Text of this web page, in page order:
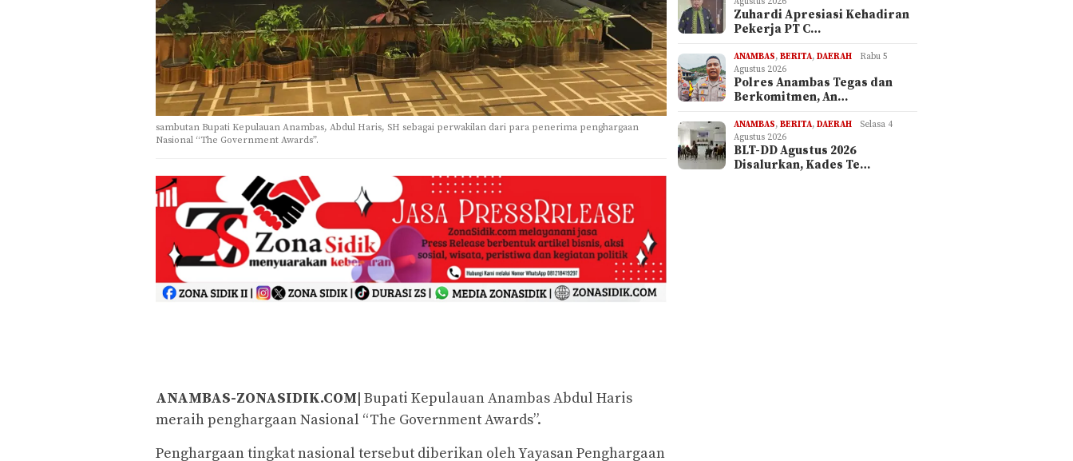
sambutan Bupati Kepulauan Anambas, Abdul Haris, SH sebagai perwakilan dari para penerima penghargaan
Nasional “The Government Awards”.
ANAMBAS-ZONASIDIK.COM| Bupati Kepulauan Anambas Abdul Haris
meraih penghargaan Nasional “The Government Awards”.
Penghargaan tingkat nasional tersebut diberikan oleh Yayasan Penghargaan
Zuhardi Apresiasi Kehadiran
Pekerja PT C…
ANAMBAS,BERITA,DAERAH
Rabu 5
Agustus 2026
Polres Anambas Tegas dan
Berkomitmen, An…
ANAMBAS,BERITA,DAERAH
Selasa 4
Agustus 2026
BLT-DD Agustus 2026
Disalurkan, Kades Te…